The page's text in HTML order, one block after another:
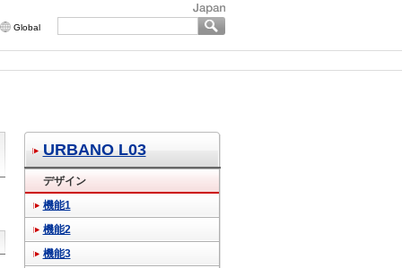
Global
URBANO L03
デザイン
機能1
機能2
機能3